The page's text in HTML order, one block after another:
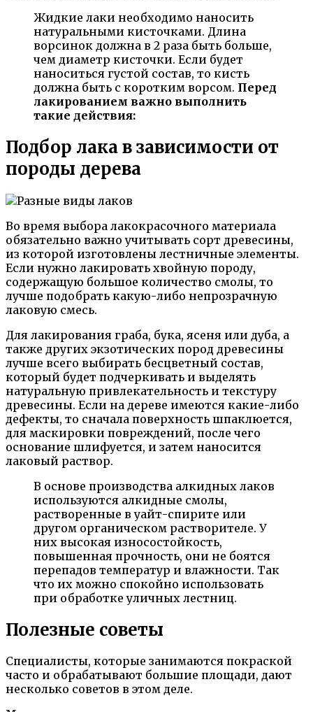
Жидкие лаки необходимо наносить
натуральными кисточками. Длина
ворсинок должна в 2 раза быть больше,
чем диаметр кисточки. Если будет
наноситься густой состав, то кисть
должна быть с коротким ворсом. Перед
лакированием важно выполнить
такие действия:
Подбор лака в зависимости от
породы дерева
Во время выбора лакокрасочного материала
обязательно важно учитывать сорт древесины,
из которой изготовлены лестничные элементы.
Если нужно лакировать хвойную породу,
содержащую большое количество смолы, то
лучше подобрать какую-либо непрозрачную
лаковую смесь.
Для лакирования граба, бука, ясеня или дуба, а
также других экзотических пород древесины
лучше всего выбирать бесцветный состав,
который будет подчеркивать и выделять
натуральную привлекательность и текстуру
древесины. Если на дереве имеются какие-либо
дефекты, то сначала поверхность шпаклюется,
для маскировки повреждений, после чего
основание шлифуется, и затем наносится
лаковый раствор.
В основе производства алкидных лаков
используются алкидные смолы,
растворенные в уайт-спирите или
другом органическом растворителе. У
них высокая износостойкость,
повышенная прочность, они не боятся
перепадов температур и влажности. Так
что их можно спокойно использовать
при обработке уличных лестниц.
Полезные советы
Специалисты, которые занимаются покраской
часто и обрабатывают большие площади, дают
несколько советов в этом деле.